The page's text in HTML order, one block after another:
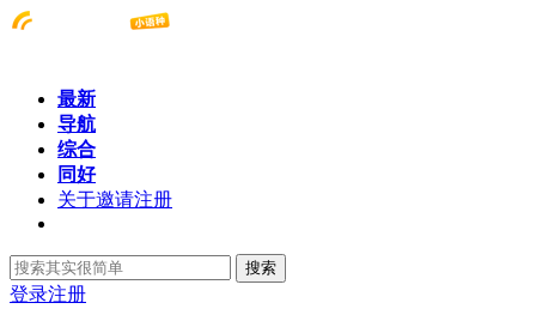
最新
导航
综合
同好
关于邀请注册
搜索
登录注册